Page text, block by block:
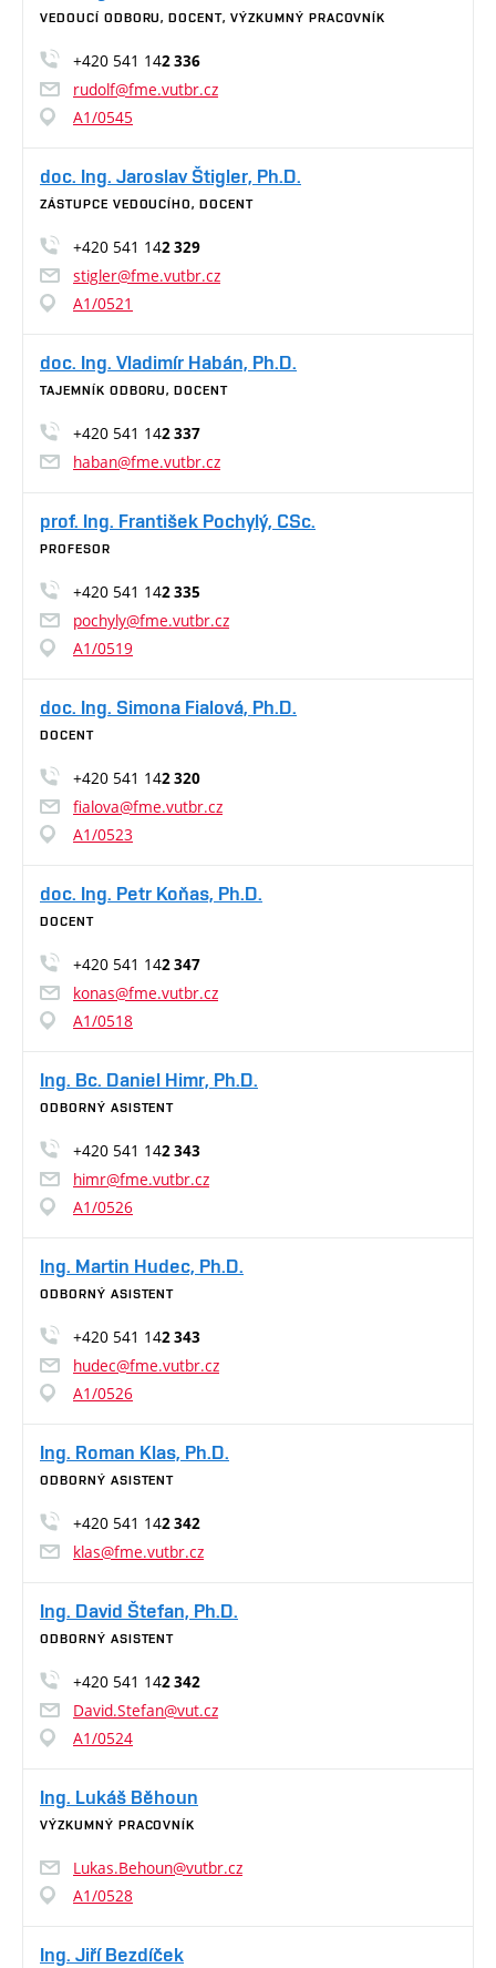
VEDOUCÍ ODBORU, DOCENT, VÝZKUMNÝ PRACOVNÍK
+420 541 142 336
rudolf@fme.vutbr.cz
A1/0545
doc. Ing. Jaroslav Štigler, Ph.D.
ZÁSTUPCE VEDOUCÍHO, DOCENT
+420 541 142 329
stigler@fme.vutbr.cz
A1/0521
doc. Ing. Vladimír Habán, Ph.D.
TAJEMNÍK ODBORU, DOCENT
+420 541 142 337
haban@fme.vutbr.cz
prof. Ing. František Pochylý, CSc.
PROFESOR
+420 541 142 335
pochyly@fme.vutbr.cz
A1/0519
doc. Ing. Simona Fialová, Ph.D.
DOCENT
+420 541 142 320
fialova@fme.vutbr.cz
A1/0523
doc. Ing. Petr Koňas, Ph.D.
DOCENT
+420 541 142 347
konas@fme.vutbr.cz
A1/0518
Ing. Bc. Daniel Himr, Ph.D.
ODBORNÝ ASISTENT
+420 541 142 343
himr@fme.vutbr.cz
A1/0526
Ing. Martin Hudec, Ph.D.
ODBORNÝ ASISTENT
+420 541 142 343
hudec@fme.vutbr.cz
A1/0526
Ing. Roman Klas, Ph.D.
ODBORNÝ ASISTENT
+420 541 142 342
klas@fme.vutbr.cz
Ing. David Štefan, Ph.D.
ODBORNÝ ASISTENT
+420 541 142 342
David.Stefan@vut.cz
A1/0524
Ing. Lukáš Běhoun
VÝZKUMNÝ PRACOVNÍK
Lukas.Behoun@vutbr.cz
A1/0528
Ing. Jiří Bezdíček